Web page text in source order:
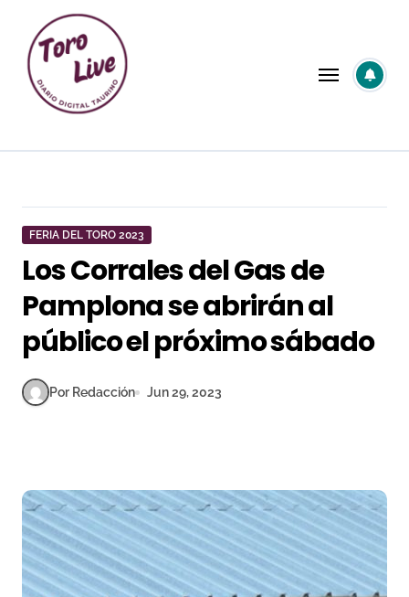
contenido
FERIA DEL TORO 2023
Los Corrales del Gas de
Pamplona se abrirán al
público el próximo sábado
Por Redacción Jun 29, 2023